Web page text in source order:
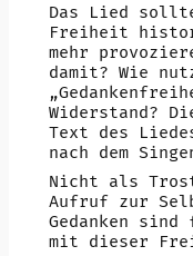
Das Lied
Freiheit
mehr
damit? Wie
Widerstand?
Text des
nach dem
Nicht als
Aufruf zur
Gedanken
mit dieser